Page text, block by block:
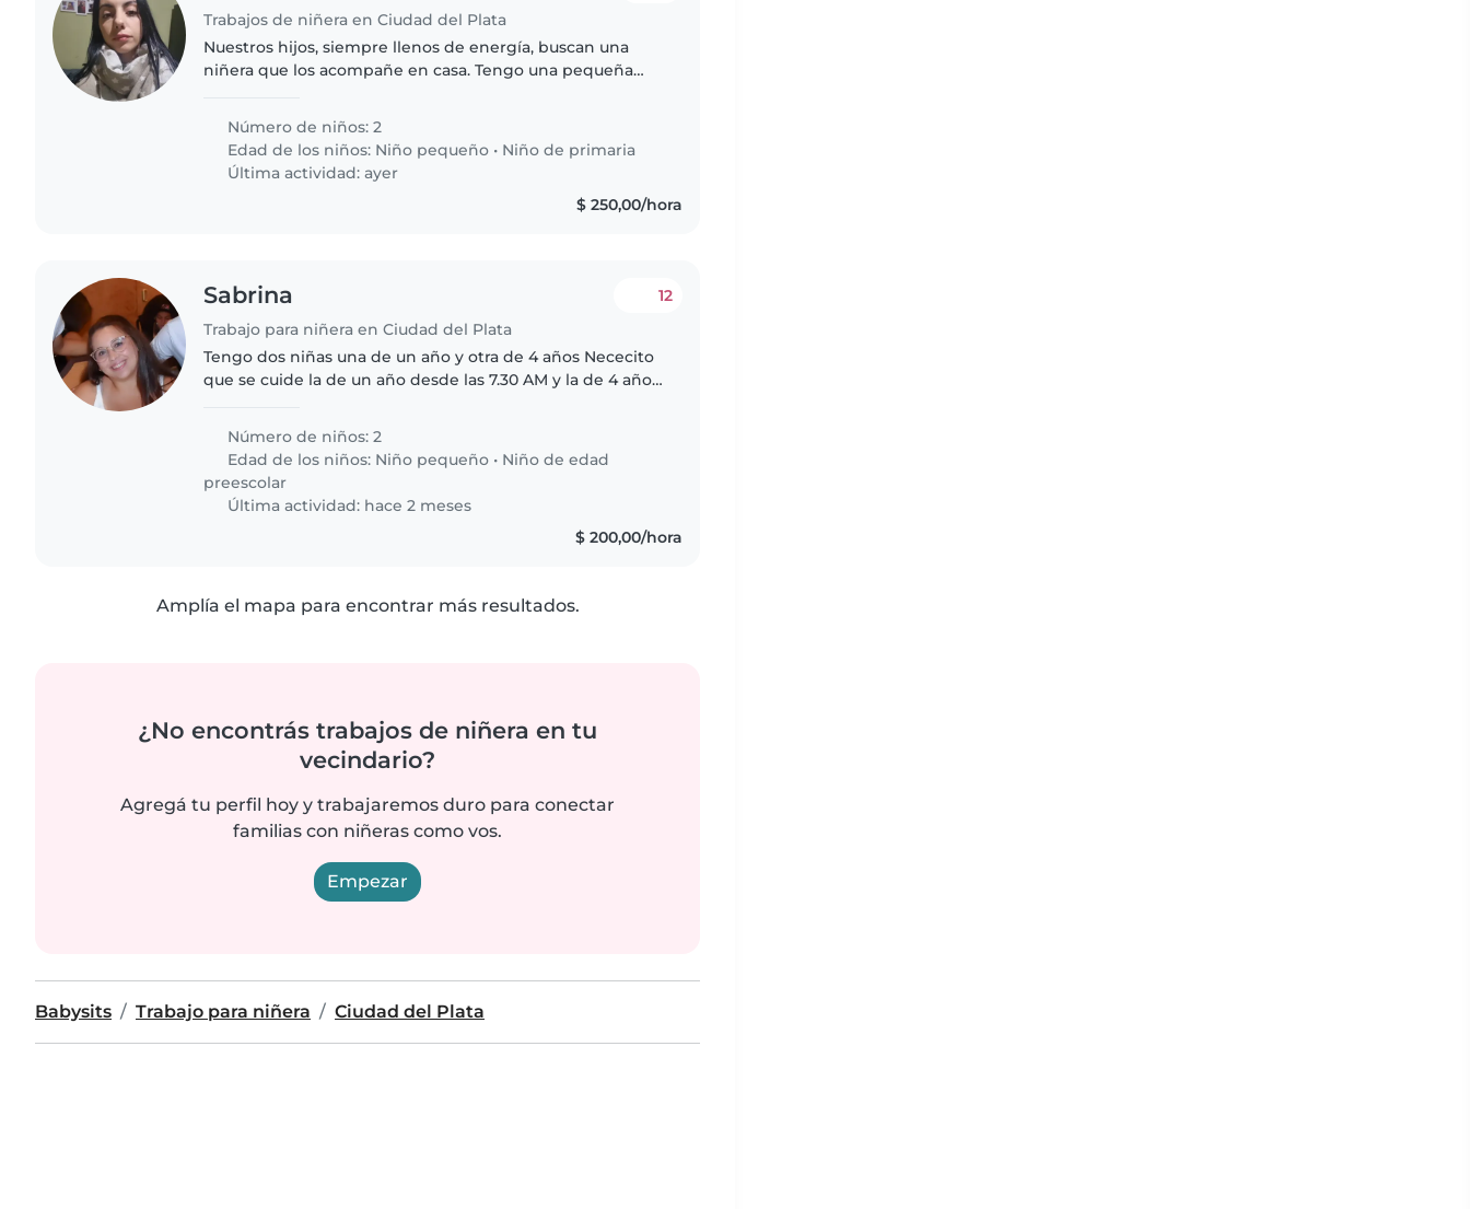
Trabajos de niñera en Ciudad del Plata
Nuestros hijos, siempre llenos de energía, buscan una
niñera que los acompañe en casa. Tengo una pequeña
años. Preferimos que..
Número de niños: 2
Edad de los niños: Niño pequeño • Niño de primaria
Última actividad: ayer
$ 250,00/hora
Sabrina
Trabajo para niñera en Ciudad del Plata
12
Tengo dos niñas una de un año y otra de 4 años Nececito
que se cuide la de un año desde las 7.30 AM y la de 4 años
Número de niños: 2
Edad de los niños: Niño pequeño • Niño de edad
preescolar
Última actividad: hace 2 meses
$ 200,00/hora
Amplía el mapa para encontrar más resultados.
¿No encontrás trabajos de niñera en tu
vecindario?
Agregá tu perfil hoy y trabajaremos duro para conectar
familias con niñeras como vos.
Empezar
Babysits Trabajo para niñera Ciudad del Plata